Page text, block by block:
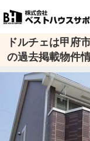
ドルチェは甲府
の過去掲載物件